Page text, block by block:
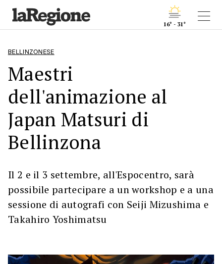
16° - 31°
BELLINZONESE
Maestri
dell'animazione al
Japan Matsuri di
Bellinzona
Il 2 e il 3 settembre, all'Espocentro, sarà
possibile partecipare a un workshop e a una
sessione di autografi con Seiji Mizushima e
Takahiro Yoshimatsu